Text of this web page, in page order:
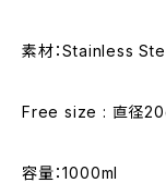
素材：Stainless
Free size : 直径
容量：1000ml